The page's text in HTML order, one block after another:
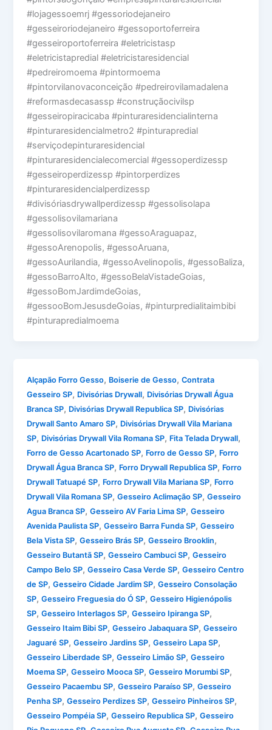
#lojagessoemrj #gessoriodejaneiro
#gesseiroriodejaneiro #gessoportoferreira
#gesseiroportoferreira #eletricistasp
#eletricistapredial #eletricistaresidencial
#pedreiromoema #pintormoema
#pintorvilanovaconceição #pedreirovilamadalena
#reformasdecasassp #construçãocivilsp
#gesseiropiracicaba #pinturaresidencialinterna
#pinturaresidencialmetro2 #pinturapredial
#serviçodepinturaresidencial
#pinturaresidencialecomercial #gessoperdizessp
#gesseiroperdizessp #pintorperdizes
#pinturaresidencialperdizessp
#divisóriasdrywallperdizessp #gessolisolapa
#gessolisovilamariana
#gessolisovilaromana #gessoAraguapaz,
#gessoArenopolis, #gessoAruana,
#gessoAurilandia, #gessoAvelinopolis, #gessoBaliza,
#gessoBarroAlto, #gessoBelaVistadeGoias,
#gessoBomJardimdeGoias,
#gessooBomJesusdeGoias, #pinturpredialitaimbibi
#pinturapredialmoema
Alçapão Forro Gesso, Boiserie de Gesso,Contrata
Gesseiro SP, Divisórias Drywall, Divisórias Drywall Água
Branca SP, Divisórias Drywall Republica SP, Divisórias
Drywall Santo Amaro SP, Divisórias Drywall Vila Mariana
SP, Divisórias Drywall Vila Romana SP, Fita Telada Drywall,
Forro de Gesso Acartonado SP, Forro de Gesso SP, Forro
Drywall Água Branca SP, Forro Drywall Republica SP, Forro
Drywall Tatuapé SP, Forro Drywall Vila Mariana SP, Forro
Drywall Vila Romana SP,Gesseiro Aclimação SP,Gesseiro
Agua Branca SP,Gesseiro AV Faria Lima SP,Gesseiro
Avenida Paulista SP,Gesseiro Barra Funda SP,Gesseiro
Bela Vista SP,Gesseiro Brás SP,Gesseiro Brooklin,
Gesseiro Butantã SP,Gesseiro Cambuci SP,Gesseiro
Campo Belo SP,Gesseiro Casa Verde SP,Gesseiro Centro
de SP,Gesseiro Cidade Jardim SP,Gesseiro Consolação
SP,Gesseiro Freguesia do Ó SP,Gesseiro Higienópolis
SP,Gesseiro Interlagos SP,Gesseiro Ipiranga SP,
Gesseiro Itaim Bibi SP,Gesseiro Jabaquara SP,Gesseiro
Jaguaré SP,Gesseiro Jardins SP,Gesseiro Lapa SP,
Gesseiro Liberdade SP,Gesseiro Limão SP,Gesseiro
Moema SP,Gesseiro Mooca SP,Gesseiro Morumbi SP,
Gesseiro Pacaembu SP,Gesseiro Paraíso SP,Gesseiro
Penha SP,Gesseiro Perdizes SP,Gesseiro Pinheiros SP,
Gesseiro Pompéia SP,Gesseiro Republica SP,Gesseiro